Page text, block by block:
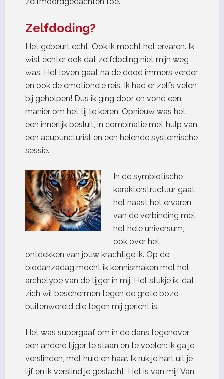
Zelfdoding?
Het gebeurt echt. Ook ik mocht het ervaren. Ik
wist echter ook dat zelfdoding niet mijn weg
was. Het leven gaat na de dood immers verder
en ook de emotionele reis. Ik had er zelfs velen
bij geholpen! Dus ik ging door en vond een
manier om het tij te keren. Opnieuw was het
een innerlijk besluit, in combinatie met hulp van
een acupuncturist en een helende systemische
sessie.
In de symbiotische
karakterstructuur gaat
het naast het ervaren
van de verbinding met
het hele universum,
ook over het
ontdekken van jouw krachtige ik. Op de
biodanzadag mocht ik kennismaken met het
archetype van de tijger in mij. Het stukje ik, dat
zich wil beschermen tegen de grote boze
buitenwereld die tegen mij gericht is.
Het was supergaaf om in de dans tegenover
een andere tijger te staan en te voelen: ik ga je
verslinden, met huid en haar. Ik ruk je hart uit je
lijf en ik verslind je geslacht. Het is van mij! Van